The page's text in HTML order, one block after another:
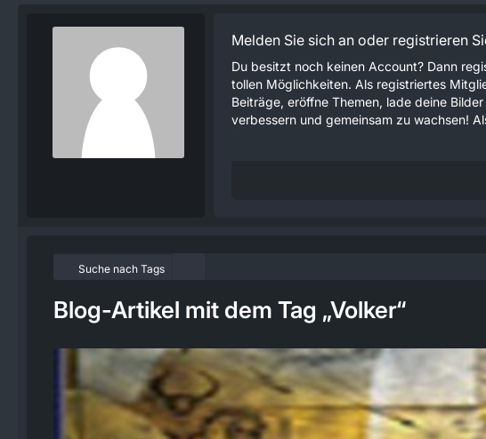
Melden Sie sich an oder registrieren
Du besitzt noch keinen Account? Dann
tollen Möglichkeiten. Als registriertes
Beiträge, eröffne Themen, lade deine
verbessern und gemeinsam zu wachsen!
Suche nach Tags
Blog-Artikel mit dem Tag „Volker“